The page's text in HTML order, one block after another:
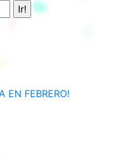
EN FEBRERO!